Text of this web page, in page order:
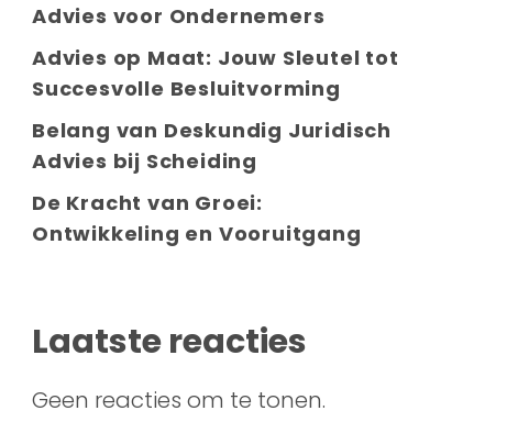
Advies voor Ondernemers
Advies op Maat: Jouw Sleutel tot
Succesvolle Besluitvorming
Belang van Deskundig Juridisch
Advies bij Scheiding
De Kracht van Groei:
Ontwikkeling en Vooruitgang
Laatste reacties
Geen reacties om te tonen.